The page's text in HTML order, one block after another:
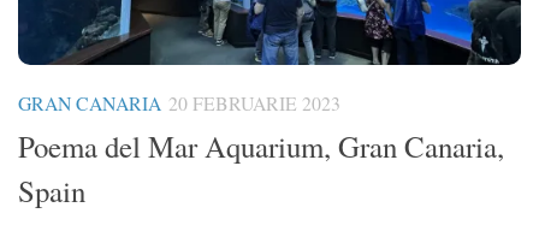
GRAN CANARIA 20 FEBRUARIE 2023
Poema del Mar Aquarium, Gran Canaria,
Spain